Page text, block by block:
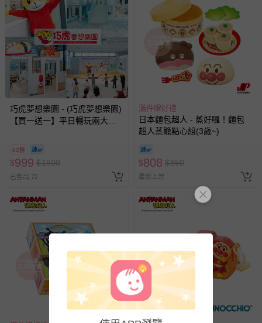
巧虎夢想樂園 - (巧虎夢想樂園)
【買一送一】平日暢玩兩大一
換，贈送券現場領取)-效期至
2026/10/16 正券逾期視同現金
券使用
62折
$999 $1600
已售出 72
滿件贈好禮
日本麵包超人 - 蒸好囉！麵包
超人蒸籠點心組(3歲~)
$808 $850
最新上架